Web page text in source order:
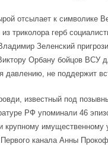
отсылает к символике
триколора герб
Зеленский
Орбану бойцов ВСУ
давлению, не поддержит
известный под
РФ упоминали 46
крупному имущественному
Первого канала Анны